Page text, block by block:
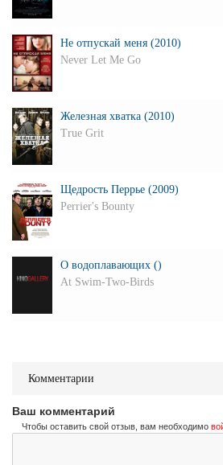
Не отпускай меня (2010)
Never Let Me Go
Железная хватка (2010)
True Grit
Щедрость Перрье (2009)
Perrier's Bounty
О водоплавающих ()
At Swim-Two-Birds
Комментарии
Ваш комментарий
Чтобы оставить свой отзыв, вам необходимо